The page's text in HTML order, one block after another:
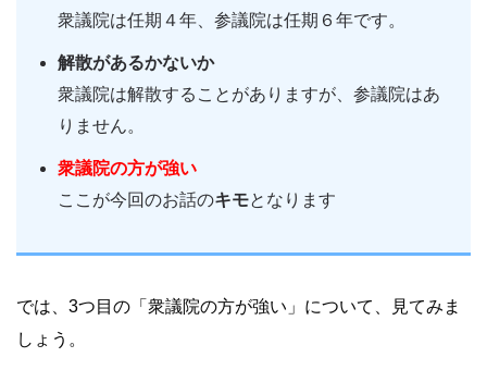
衆議院は任期４年、参議院は任期６年です。
解散があるかないか
衆議院は解散することがありますが、参議院はあ
りません。
衆議院の方が強い
ここが今回のお話のキモとなります
では、3つ目の「衆議院の方が強い」について、見てみま
しょう。